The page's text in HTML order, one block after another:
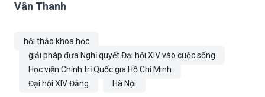
Vân Thanh
hội thảo khoa học
giải pháp đưa Nghị quyết Đại hội XIV vào cuộc sống
Học viện Chính trị Quốc gia Hồ Chí Minh
Đại hội XIV Đảng
Hà Nội